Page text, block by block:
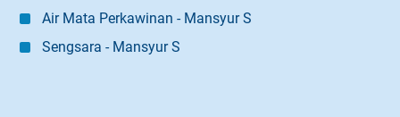
Air Mata Perkawinan - Mansyur S
Sengsara - Mansyur S